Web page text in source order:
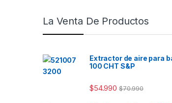
La Venta De Productos
Extractor de aire para
100 CHT S&P
$54.990 $70.990